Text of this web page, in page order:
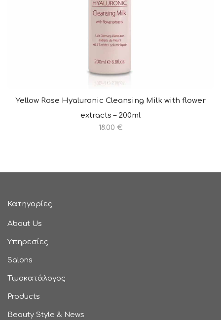
Yellow Rose Hyaluronic Cleansing Milk with flower
extracts – 200ml
18.00 €
Κατηγορίες
About Us
Υπηρεσίες
Salons
Τιμοκατάλογος
Products
Beauty Style & News